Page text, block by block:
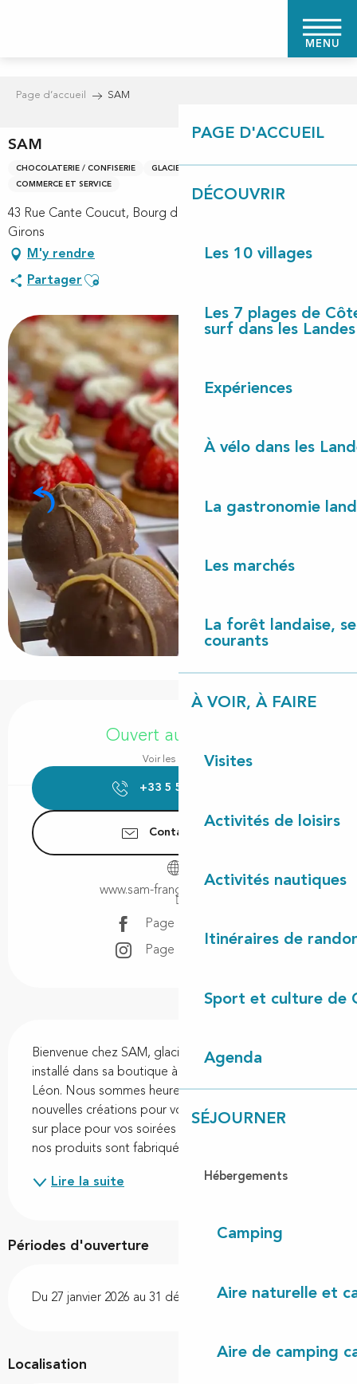
MENU
PAGE D'ACCUEIL
DÉCOUVRIR
Les 10 villages
Les 7 plages de
surf dans les Landes
Expériences
À vélo dans les
La gastronomie
Les marchés
La forêt landaise,
courants
À VOIR, À FAIRE
Visites
Activités de loisirs
Activités nautiques
Itinéraires de
Sport et culture de
Agenda
SÉJOURNER
Hébergements
Camping
Aire naturelle et
Aire de camping
Page d’accueil SAM
SAM
CHOCOLATERIE / CONFISERIE GLACIER
SALON DE THÉ
COMMERCE ET SERVICE
43 Rue Cante Coucut, Bourg de Vielle, 40560 Vielle-Saint-
Girons
M'y rendre
Partager Ajouter aux favoris
Ouverture et coordonnées
Ouvert aujourd'hui
Voir les horaires
+33 5 58 89 11
Contactez-nous
www.sam-franginsfrangines.fr
Page Facebook
Page Instagram
Bienvenue chez SAM, glacier, pâtissier, chocolatier
installé dans sa boutique à Vielle-Saint-Girons et
Léon. Nous sommes heureux de vous proposer de
nouvelles créations pour vous faire plaisir. À déguster
sur place pour vos soirées d’été ou à emporter. Tous
nos produits sont fabriqués dans notre...
Lire la suite
Périodes d'ouverture
Du 27 janvier 2026 au 31 décembre 2026
Localisation